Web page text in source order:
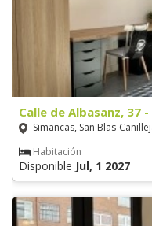
Calle de Albasanz, 37
Simancas, San Blas-
Habitación
Disponible Jul, 1 2027